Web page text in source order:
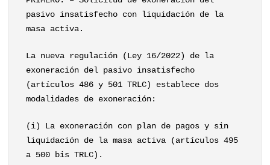
pasivo insatisfecho con liquidación de la
masa activa.
La nueva regulación (Ley 16/2022) de la
exoneración del pasivo insatisfecho
(artículos 486 y 501 TRLC) establece dos
modalidades de exoneración:
(i) La exoneración con plan de pagos y sin
liquidación de la masa activa (artículos 495
a 500 bis TRLC).